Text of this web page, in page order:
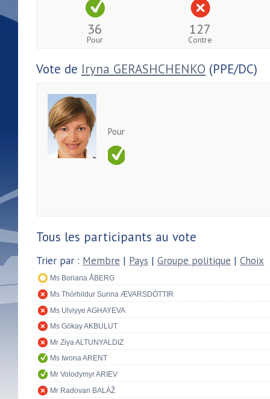
36
Pour
127
Contre
Vote de Iryna GERASHCHENKO (PPE/DC)
Pour
Tous les participants au vote
Trier par : Membre | Pays | Groupe politique | Choix
Ms Boriana ÅBERG
Ms Thórhildur Sunna ÆVARSDÓTTIR
Ms Ulviyye AGHAYEVA
Ms Gökay AKBULUT
Mr Ziya ALTUNYALDIZ
Ms Iwona ARENT
Mr Volodymyr ARIEV
Mr Radovan BALÁŽ